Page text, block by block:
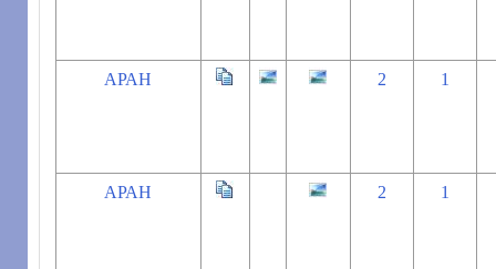
АРАН 2 1
АРАН 2 1